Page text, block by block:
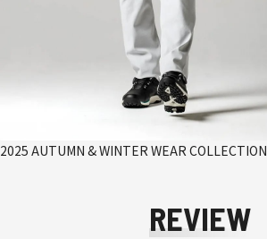
2025 AUTUMN & WINTER WEAR COLLECTION
REVIEW